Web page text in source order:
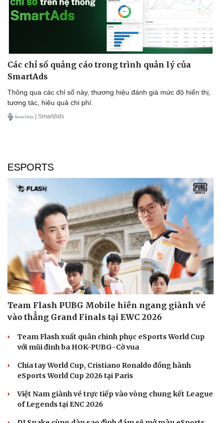
Sân khấu - Điện ảnh
Văn học
Nghệ sĩ
Thời trang
Sao Việt
Các chỉ số quảng cáo trong trình quản lý của
SmartAds
Thông qua các chỉ số này, thương hiệu đánh giá mức độ hiển thị,
tương tác, hiệu quả chi phí.
| SmartAds
ESPORTS
Team Flash PUBG Mobile hiên ngang giành vé
vào thẳng Grand Finals tại EWC 2026
Team Flash xuất quân chinh phục eSports World Cup
với mũi đinh ba HOK-PUBG-Cờ vua
Chia tay World Cup, Cristiano Ronaldo đồng hành
eSports World Cup 2026 tại Paris
Việt Nam giành vé trực tiếp vào vòng chung kết League
of Legends tại ENC 2026